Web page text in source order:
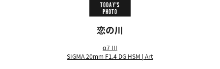
TODAY'S
PHOTO
恋の川
α7 III
SIGMA 20mm F1.4 DG HSM | Art